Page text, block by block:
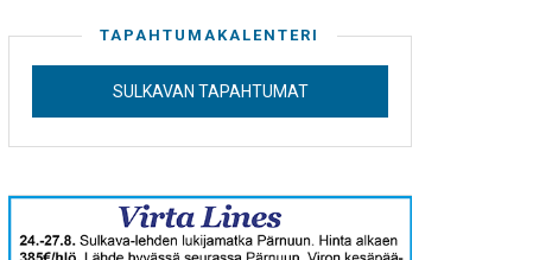
TAPAHTUMAKALENTERI
SULKAVAN TAPAHTUMAT